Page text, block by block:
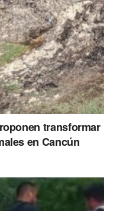
por el Servicio
fin de realizarle la
sobre las
transformar
en Cancún